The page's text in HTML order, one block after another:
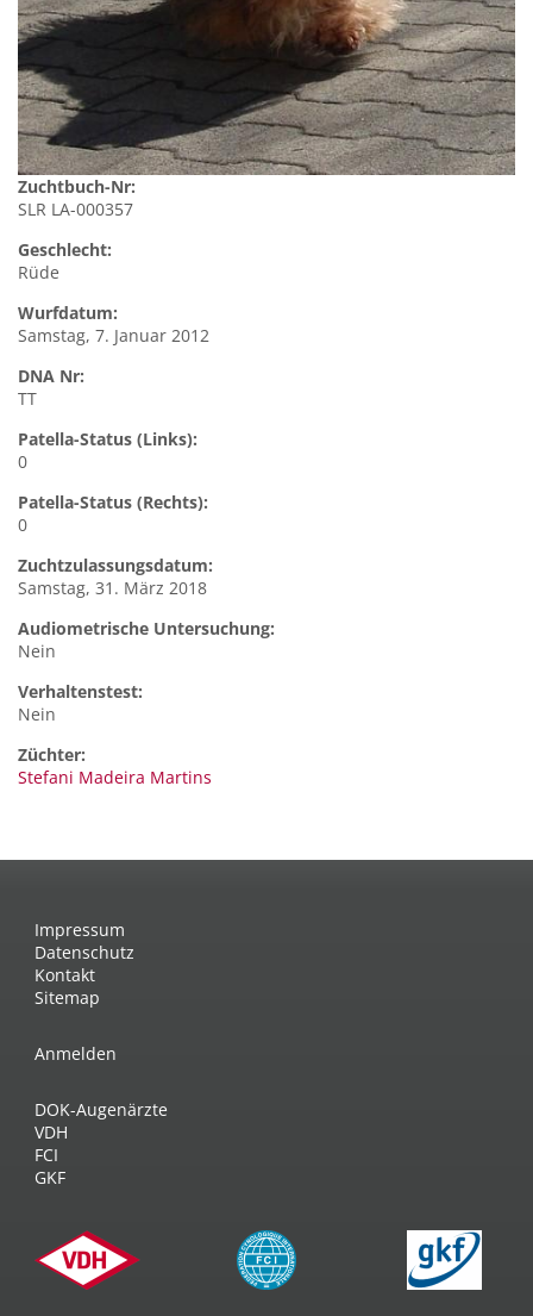
Zuchtbuch-Nr:
SLR LA-000357
Geschlecht:
Rüde
Wurfdatum:
Samstag, 7. Januar 2012
DNA Nr:
TT
Patella-Status (Links):
0
Patella-Status (Rechts):
0
Zuchtzulassungsdatum:
Samstag, 31. März 2018
Audiometrische Untersuchung:
Nein
Verhaltenstest:
Nein
Züchter:
Stefani Madeira Martins
Impressum
Datenschutz
Kontakt
Sitemap
Anmelden
DOK-Augenärzte
VDH
FCI
GKF